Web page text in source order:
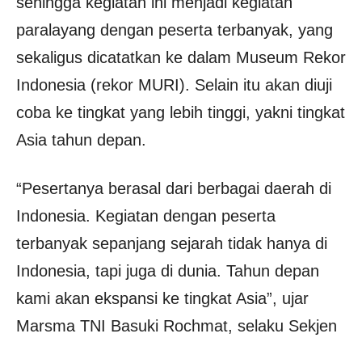
paralayang dengan peserta terbanyak, yang
sekaligus dicatatkan ke dalam Museum Rekor
Indonesia (rekor MURI). Selain itu akan diuji
coba ke tingkat yang lebih tinggi, yakni tingkat
Asia tahun depan.
“Pesertanya berasal dari berbagai daerah di
Indonesia. Kegiatan dengan peserta
terbanyak sepanjang sejarah tidak hanya di
Indonesia, tapi juga di dunia. Tahun depan
kami akan ekspansi ke tingkat Asia”, ujar
Marsma TNI Basuki Rochmat, selaku Sekjen